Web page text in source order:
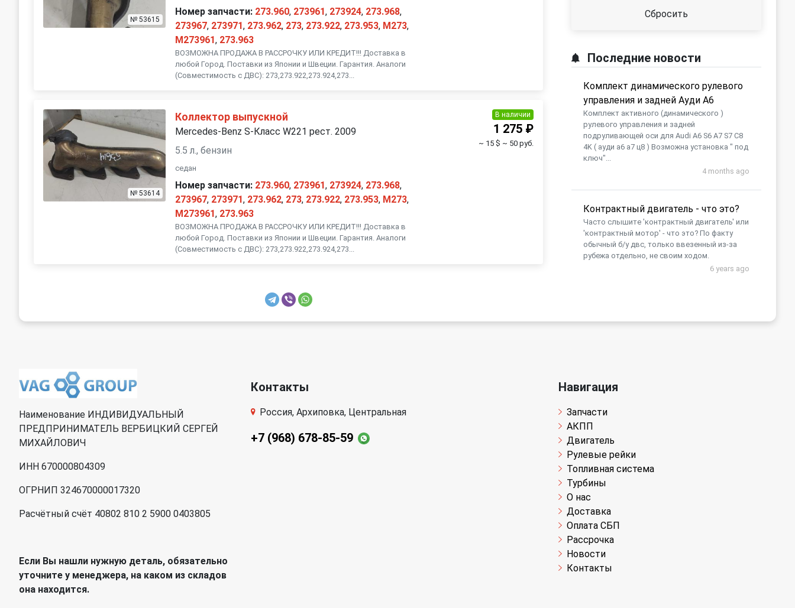
Peugeot Porsche Renault
Skoda
Suzuki Toyota
№ 53615
Номер запчасти: 273.960, 273961, 273924, 273.968,
273967, 273971, 273.962, 273, 273.922, 273.953, M273,
M273961, 273.963
ВОЗМОЖНА ПРОДАЖА В РАССРОЧКУ ИЛИ КРЕДИТ!!! Доставка в
любой Город. Поставки из Японии и Швеции. Гарантия. Аналоги
(Совместимость с ДВС): 273,273.922,273.924,273...
№ 53614
Коллектор выпускной
Mercedes-Benz S-Класс W221 рест. 2009
5.5 л., бензин
седан
Номер запчасти: 273.960, 273961, 273924, 273.968,
273967, 273971, 273.962, 273, 273.922, 273.953, M273,
M273961, 273.963
ВОЗМОЖНА ПРОДАЖА В РАССРОЧКУ ИЛИ КРЕДИТ!!! Доставка в
любой Город. Поставки из Японии и Швеции. Гарантия. Аналоги
(Совместимость с ДВС): 273,273.922,273.924,273...
В наличии
1 275 ₽
~ 15 $ ~ 50 руб.
Сбросить
Последние новости
Комплект динамического рулевого
управления и задней Ауди А6
Комплект активного (динамического )
рулевого управления и задней
подруливающей оси для Audi A6 S6 A7 S7 C8
4K ( ауди а6 а7 ц8 ) Возможна установка " под
ключ"...
4 months ago
Контрактный двигатель - что это?
Часто слышите 'контрактный двигатель' или
'контрактный мотор' - что это? По факту
обычный б/у двс, только ввезенный из-за
рубежа отдельно, не своим ходом.
6 years ago
Наименование ИНДИВИДУАЛЬНЫЙ
ПРЕДПРИНИМАТЕЛЬ ВЕРБИЦКИЙ СЕРГЕЙ
МИХАЙЛОВИЧ
ИНН 670000804309
ОГРНИП 324670000017320
Расчётный счёт 40802 810 2 5900 0403805
Если Вы нашли нужную деталь, обязательно
уточните у менеджера, на каком из складов
она находится.
Контакты
Россия, Архиповка, Центральная
+7 (968) 678-85-59
Навигация
Запчасти
АКПП
Двигатель
Рулевые рейки
Топливная система
Турбины
О нас
Доставка
Оплата СБП
Рассрочка
Новости
Контакты